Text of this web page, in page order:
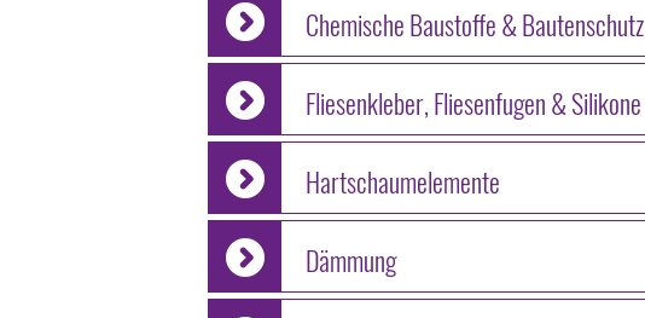
Chemische Baustoffe & Bautenschutz
Fliesenkleber, Fliesenfugen & Silikone
Hartschaumelemente
Dämmung